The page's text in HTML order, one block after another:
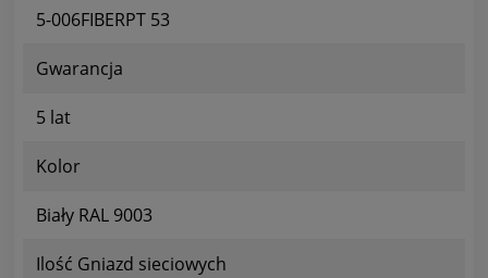
5-006FIBERPT 53
Gwarancja
5 lat
Kolor
Biały RAL 9003
Ilość Gniazd sieciowych